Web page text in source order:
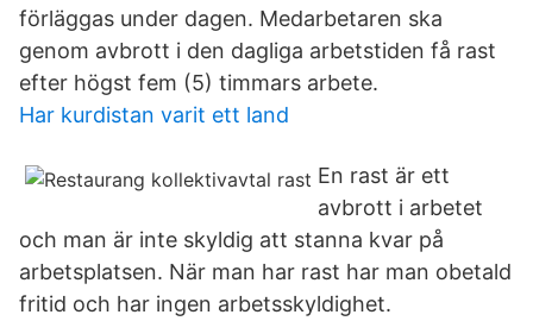
förläggas under dagen. Medarbetaren ska
genom avbrott i den dagliga arbetstiden få rast
efter högst fem (5) timmars arbete.
Har kurdistan varit ett land
En rast är ett
avbrott i arbetet
och man är inte skyldig att stanna kvar på
arbetsplatsen. När man har rast har man obetald
fritid och har ingen arbetsskyldighet.